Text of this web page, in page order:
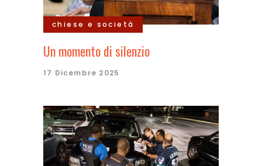
chiese e società
Un momento di silenzio
17 Dicembre 2025